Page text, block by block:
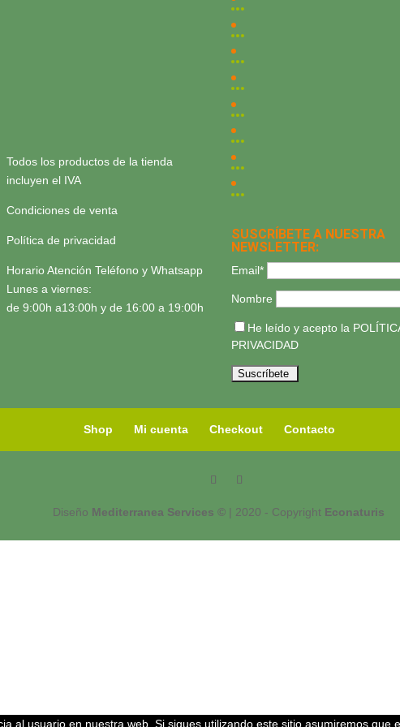
Todos los productos de la tienda
incluyen el IVA
Condiciones de venta
Política de privacidad
Horario Atención Teléfono y Whatsapp
Lunes a viernes:
de 9:00h a13:00h y de 16:00 a 19:00h
SUSCRÍBETE A NUESTRA
NEWSLETTER:
Email*
Nombre
He leído y acepto la
PRIVACIDAD
Shop Mi cuenta Checkout Contacto
Diseño Mediterranea Services ©| 2020 - Copyright Econaturis
al usuario en nuestra web. Si sigues utilizando este sitio asumiremos que